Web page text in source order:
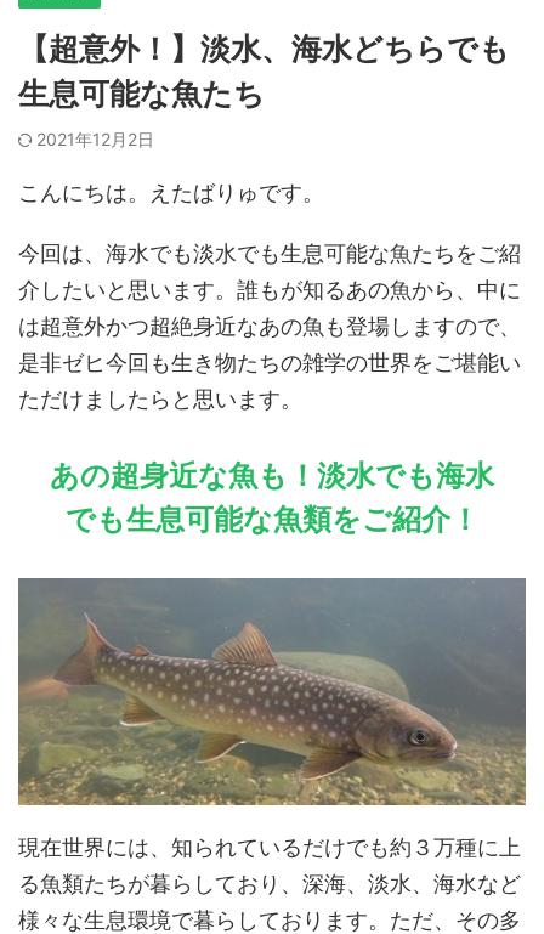
【超意外！】淡水、海水どちらでも
生息可能な魚たち
2021年12月2日
こんにちは。えたばりゅです。
今回は、海水でも淡水でも生息可能な魚たちをご紹
介したいと思います。誰もが知るあの魚から、中に
は超意外かつ超絶身近なあの魚も登場しますので、
是非ゼヒ今回も生き物たちの雑学の世界をご堪能い
ただけましたらと思います。
あの超身近な魚も！淡水でも海水
でも生息可能な魚類をご紹介！
現在世界には、知られているだけでも約３万種に上
る魚類たちが暮らしており、深海、淡水、海水など
様々な生息環境で暮らしております。ただ、その多